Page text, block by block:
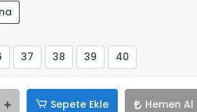
37 38 39 40
Sepete Ekle Hemen Al